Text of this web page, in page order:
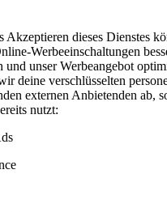
Akzeptieren dieses Dienstes
Werbeeinschaltungen
und unser Werbeangebot
deine verschlüsselten
externen Anbietenden ab,
nutzt: